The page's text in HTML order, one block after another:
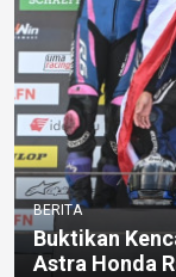
BERITA
Buktikan
Astra Honda